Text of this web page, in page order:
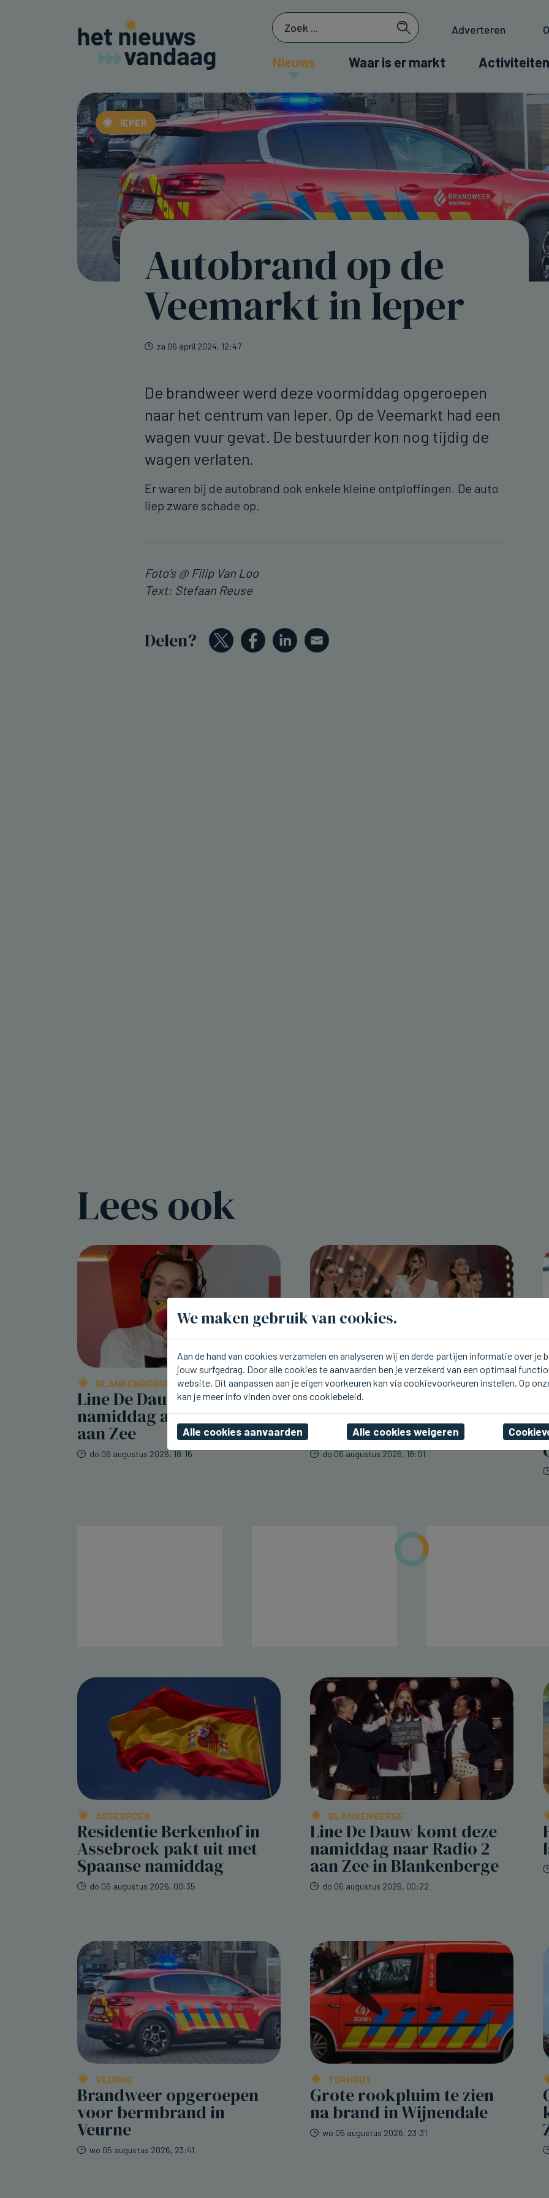
Adverteren
Nieuws Waar is er markt
IEPER
Autobrand op de
Veemarkt in Ieper
za 06 april 2024, 12:47
De brandweer werd deze voormiddag opgeroepen
naar het centrum van Ieper. Op de Veemarkt had een
wagen vuur gevat. De bestuurder kon nog tijdig de
wagen verlaten.
Er waren bij de autobrand ook enkele kleine ontploffingen. De auto
liep zware schade op.
Foto's @ Filip Van Loo
Text: Stefaan Reuse
Delen?
Lees ook
BLANKENBERGE
Line De Dauw kwam deze
namiddag al naar Radio 2
aan Zee
do 06 augustus 2026, 18:16
BLANKENBERGE
Opnamedagen voor
Zomerhit op tv vlot
verlopen
do 06 augustus 2026, 18:01
ASSEBROEK
Residentie Berkenhof in
Assebroek pakt uit met
Spaanse namiddag
do 06 augustus 2026, 00:35
BLANKENBERGE
Line De Dauw komt deze
namiddag naar Radio 2
aan Zee in Blankenberge
do 06 augustus 2026, 00:22
VEURNE
Brandweer opgeroepen
voor bermbrand in
Veurne
wo 05 augustus 2026, 23:41
TORHOUT
Grote rookpluim te zien
na brand in Wijnendale
wo 05 augustus 2026, 23:31
We maken gebruik van cookies.
Aan de hand van cookies verzamelen en analyseren wij en derde partijen informatie over je
jouw surfgedrag. Door alle cookies te aanvaarden ben je verzekerd van een optimaal
website. Dit aanpassen aan je eigen voorkeuren kan via cookievoorkeuren instellen. Op
kan je meer info vinden over ons cookiebeleid.
Alle cookies aanvaarden Alle cookies weigeren